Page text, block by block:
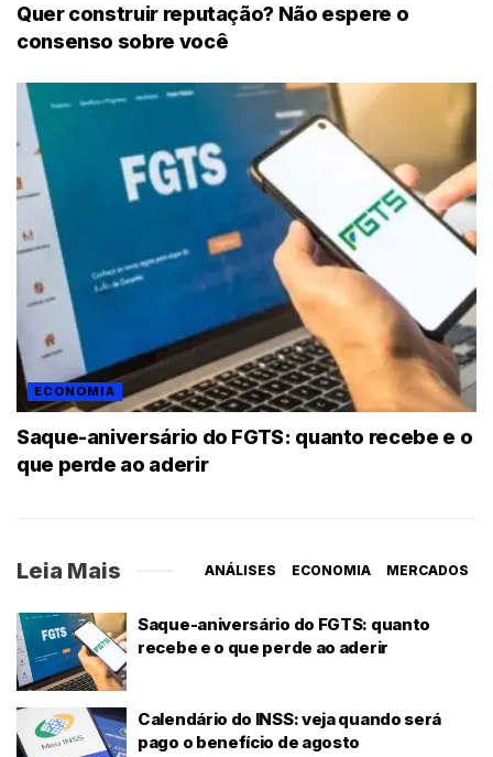
Quer construir reputação? Não espere o
consenso sobre você
ECONOMIA
Saque-aniversário do FGTS: quanto recebe e o
que perde ao aderir
Leia Mais ANÁLISES ECONOMIA MERCADOS
Saque-aniversário do FGTS: quanto
recebe e o que perde ao aderir
Calendário do INSS: veja quando será
pago o benefício de agosto